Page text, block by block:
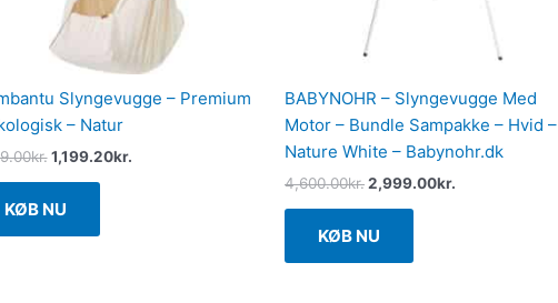
Slyngevugge – Premium
– Natur
kr. 1,199.20kr.
KØB NU
BABYNOHR – Slyngevugge Med
Motor – Bundle Sampakke – Hvid –
Nature White – Babynohr.dk
4,600.00kr.2,999.00kr.
KØB NU